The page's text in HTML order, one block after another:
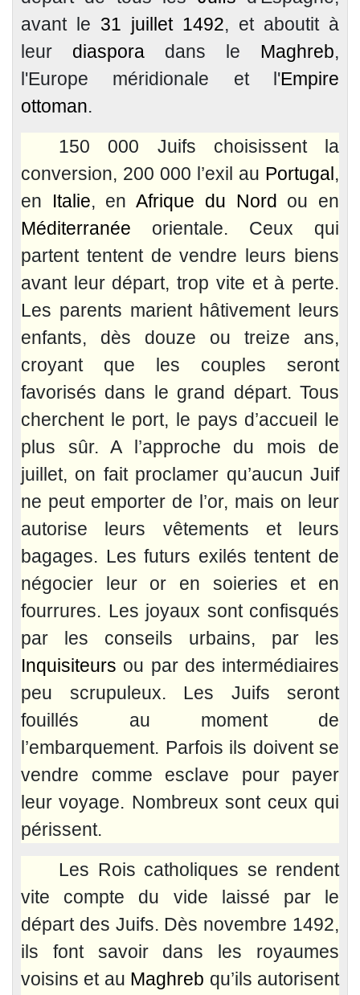
avant le 31 juillet 1492, et aboutit à
leur diaspora dans le Maghreb,
l'Europe méridionale et l'Empire
ottoman.
150 000 Juifs choisissent la
conversion, 200 000 l’exil au Portugal,
en Italie, enAfrique du Nord ou en
Méditerranée orientale. Ceux qui
partent tentent de vendre leurs biens
avant leur départ, trop vite et à perte.
Les parents marient hâtivement leurs
enfants, dès douze ou treize ans,
croyant que les couples seront
favorisés dans le grand départ. Tous
cherchent le port, le pays d’accueil le
plus sûr. A l’approche du mois de
juillet, on fait proclamer qu’aucun Juif
ne peut emporter de l’or, mais on leur
autorise leurs vêtements et leurs
bagages. Les futurs exilés tentent de
négocier leur or en soieries et en
fourrures. Les joyaux sont confisqués
par les conseils urbains, par les
Inquisiteurs ou par des intermédiaires
peu scrupuleux. Les Juifs seront
fouillés au moment de
l’embarquement. Parfois ils doivent se
vendre comme esclave pour payer
leur voyage. Nombreux sont ceux qui
périssent.
Les Rois catholiques se rendent
vite compte du vide laissé par le
départ des Juifs. Dès novembre 1492,
ils font savoir dans les royaumes
voisins et au Maghreb qu’ils autorisent